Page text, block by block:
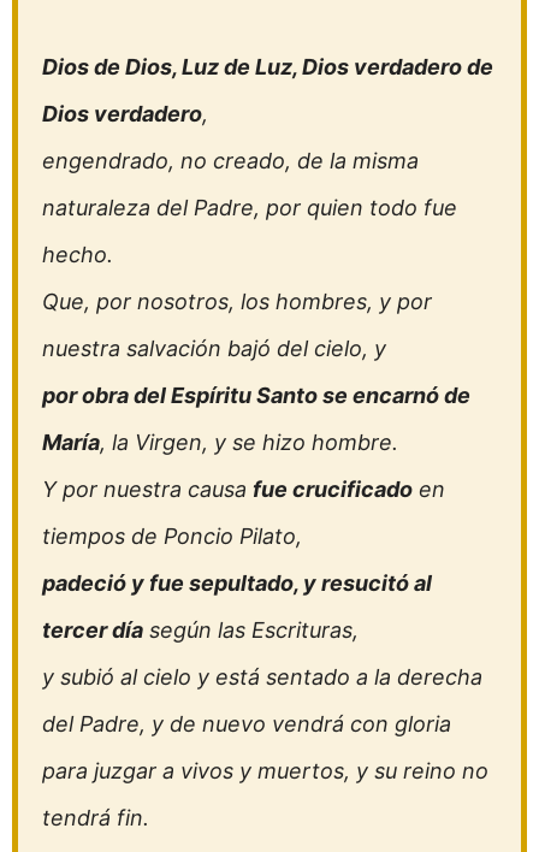
Dios de Dios, Luz de Luz, Dios verdadero de
Dios verdadero,
engendrado, no creado, de la misma
naturaleza del Padre, por quien todo fue
hecho.
Que, por nosotros, los hombres, y por
nuestra salvación bajó del cielo, y
por obra del Espíritu Santo se encarnó de
María, la Virgen, y se hizo hombre.
Y por nuestra causa fue crucificado en
tiempos de Poncio Pilato,
padeció y fue sepultado, y resucitó al
tercer día según las Escrituras,
y subió al cielo y está sentado a la derecha
del Padre, y de nuevo vendrá con gloria
para juzgar a vivos y muertos, y su reino no
tendrá fin.